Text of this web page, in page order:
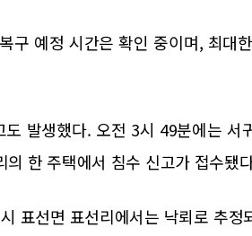
구 예정 시간은 확인 중이며, 최대
발생했다. 오전 3시 49분에는 서
의 한 주택에서 침수 신고가 접수됐
표선면 표선리에서는 낙뢰로 추